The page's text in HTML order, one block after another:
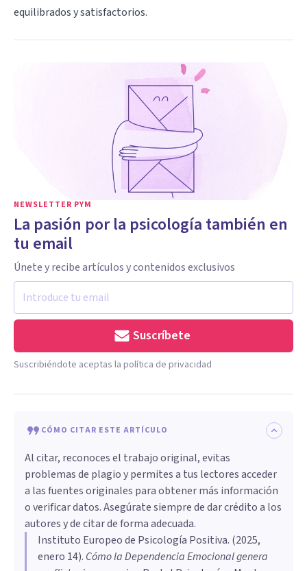
equilibrados y satisfactorios.
NEWSLETTER PYM
La pasión por la psicología también en
tu email
Únete y recibe artículos y contenidos exclusivos
Suscríbete
Suscribiéndote aceptas la política de privacidad
CÓMO CITAR ESTE ARTÍCULO
Al citar, reconoces el trabajo original, evitas
problemas de plagio y permites a tus lectores acceder
a las fuentes originales para obtener más información
o verificar datos. Asegúrate siempre de dar crédito a los
autores y de citar de forma adecuada.
Instituto Europeo de Psicología Positiva. (2025,
enero 14). Cómo la Dependencia Emocional genera